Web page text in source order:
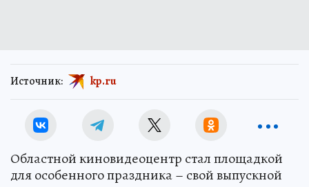
Источник: kp.ru
Областной киновидеоцентр стал площадкой
для особенного праздника – свой выпускной